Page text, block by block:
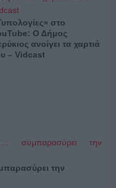
στο
Ο Δήμος
ανοίγει τα χαρτιά
– Vidcast
την